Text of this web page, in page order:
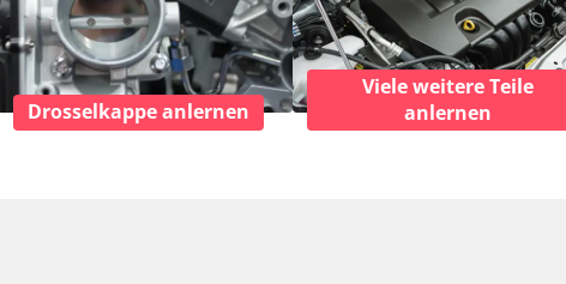
Drosselkappe anlernen
Viele weitere Teile
anlernen